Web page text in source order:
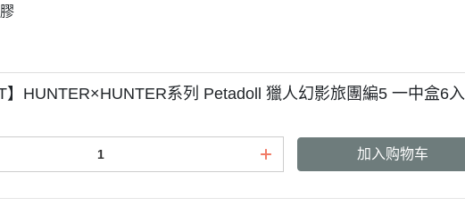
】HUNTER×HUNTER系列 Petadoll 獵人幻影旅團編5 一中盒6入
加入购物车